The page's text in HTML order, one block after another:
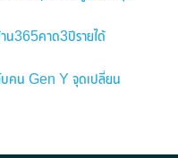
น365คาด3ปีรายได้
คน Gen Y จุดเปลี่ยน